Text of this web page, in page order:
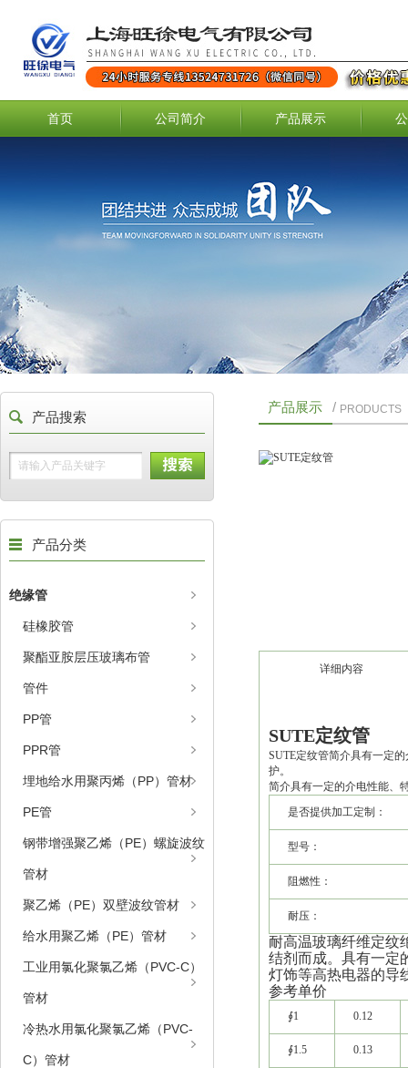
首页 公司简介 产品展示
产品搜索
产品分类
绝缘管
硅橡胶管
聚酯亚胺层压玻璃布管
管件
PP管
PPR管
埋地给水用聚丙烯（PP）管材
PE管
钢带增强聚乙烯（PE）螺旋波纹
管材
聚乙烯（PE）双壁波纹管材
给水用聚乙烯（PE）管材
工业用氯化聚氯乙烯（PVC-C）
管材
冷热水用氯化聚氯乙烯（PVC-
C）管材
产品展示 / PRODUCTS
详细内容
SUTE定纹管
SUTE定纹管简介具有一定
护。
简介具有一定的介电性能、
是否提供加工定制：
型号：
阻燃性：
耐压：
耐高温玻璃纤维定纹
结剂而成。具有一定
灯饰等高热电器的导
参考单价
∮1 0.12
∮1.5 0.13